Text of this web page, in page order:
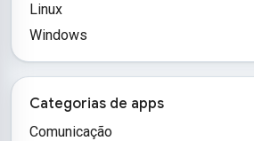
Linux
Windows
Categorias de apps
Comunicação